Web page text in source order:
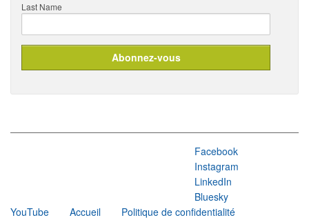
Last Name
Facebook
Instagram
LinkedIn
Bluesky
YouTube
Accueil Politique de confidentialité